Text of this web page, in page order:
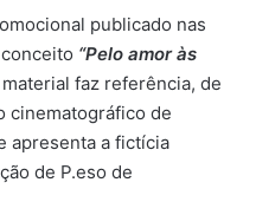
publicado nas
“Pelo amor às
material faz referência, de
cinematográfico de
apresenta a fictícia
de P.eso de